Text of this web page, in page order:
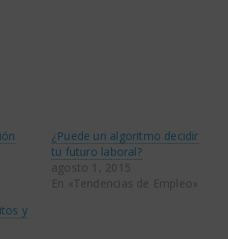
¿Puede un algoritmo decidir
tu futuro laboral?
agosto 1, 2015
En «Tendencias de Empleo»
y